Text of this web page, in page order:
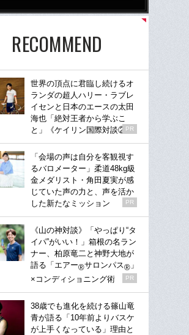
RECOMMEND
世界の頂点に君臨し続けるオ
ランダの超人ハリー・ラブレ
イセンと日本のエースの太田
海也「絶対王者から学ぶこ
と」《ケイリン国際対談②》
PR
「会場の声は自分を客観視す
るバロメーター」柔道48kg級
金メダリスト・角田夏実が感
じていた声の力と、声を活か
した新たなミッション
PR
《山の神対談》「やっぱり“タ
イパ”がいい！」箱根の名ラン
ナー、柏原竜二と神野大地が
語る「エアー®サロンパス® 」
×コンディショニング術
PR
38歳でも進化を続ける篠山竜
青が語る「10年前よりバスケ
が上手くなっている」理由と